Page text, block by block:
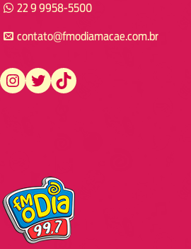
22 9 9958-5500
contato@fmodiamacae.com.br
https://www.instagram.com/fmodia.macae/ https://twitter.com/fmodia.macae/ https://www.tiktok.com/@fmodia.macae